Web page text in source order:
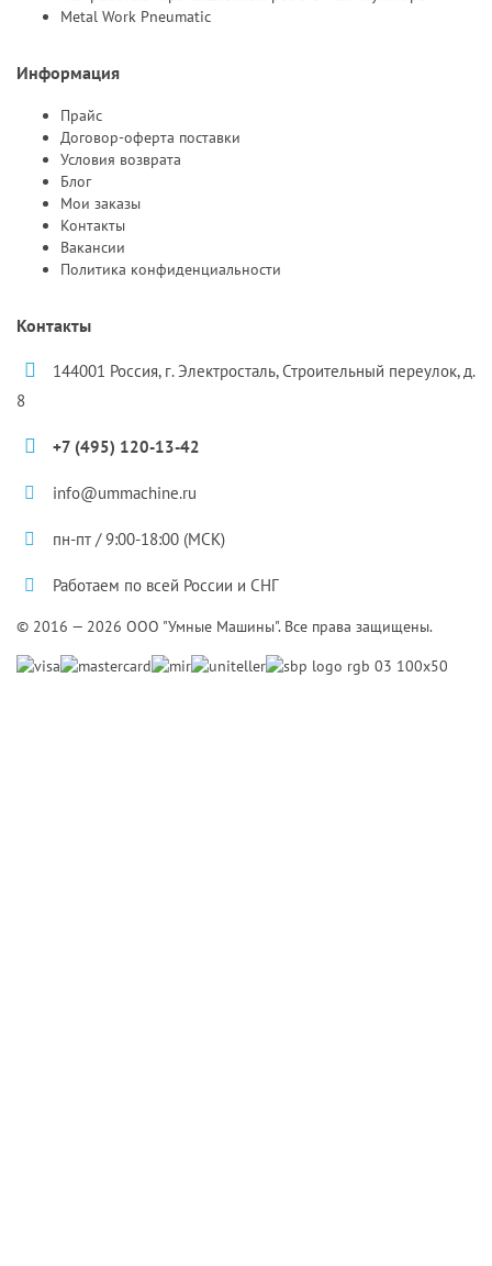
Metal Work Pneumatic
Информация
Прайс
Договор-оферта поставки
Условия возврата
Блог
Мои заказы
Контакты
Вакансии
Политика конфиденциальности
Контакты
144001 Россия, г. Электросталь, Строительный переулок, д.
8
+7 (495) 120-13-42
info@ummachine.ru
пн-пт / 9:00-18:00 (МСК)
Работаем по всей России и СНГ
© 2016 — 2026 ООО "Умные Машины". Все права защищены.